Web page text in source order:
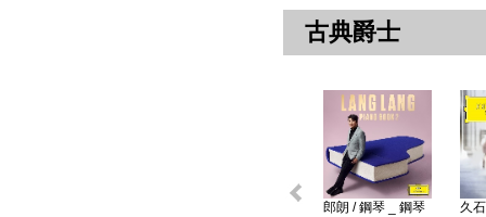
古典爵士
郎朗 / 鋼琴 _ 鋼琴
久